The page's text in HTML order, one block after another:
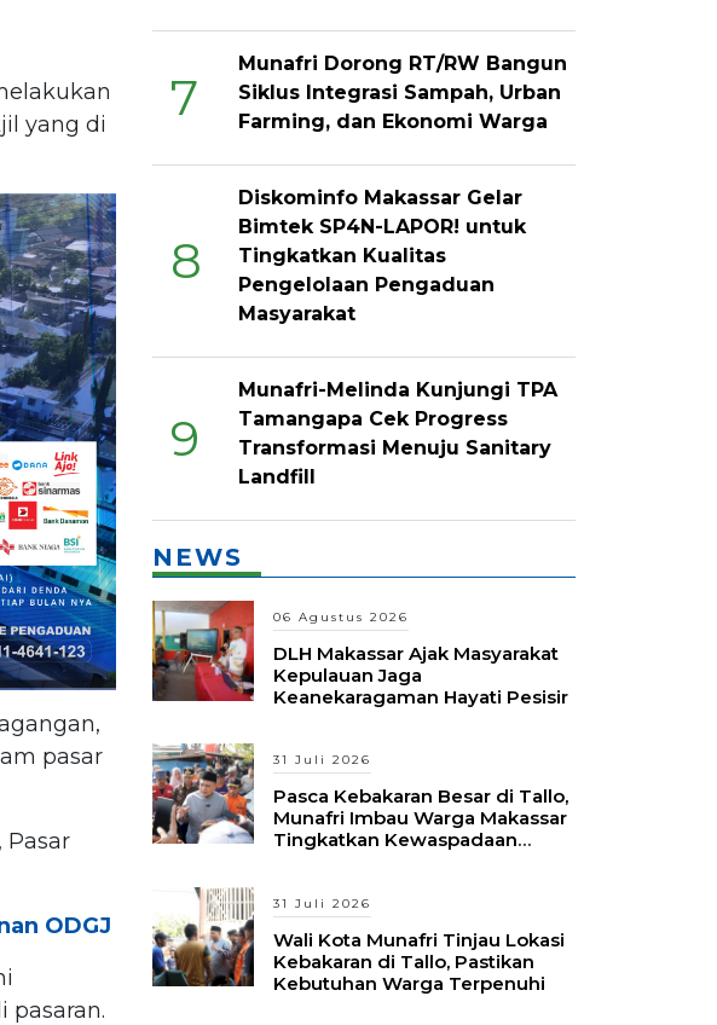
yang di
pasar
Pasar
ODGJ
pasaran.
7
Munafri Dorong RT/RW Bangun
Siklus Integrasi Sampah, Urban
Farming, dan Ekonomi Warga
8
Diskominfo Makassar Gelar
Bimtek SP4N-LAPOR! untuk
Tingkatkan Kualitas
Pengelolaan Pengaduan
Masyarakat
9
Munafri-Melinda Kunjungi TPA
Tamangapa Cek Progress
Transformasi Menuju Sanitary
Landfill
NEWS
06 Agustus 2026
DLH Makassar Ajak Masyarakat
Kepulauan Jaga
Keanekaragaman Hayati Pesisir
31 Juli 2026
Pasca Kebakaran Besar di Tallo,
Munafri Imbau Warga Makassar
Tingkatkan Kewaspadaan
31 Juli 2026
Wali Kota Munafri Tinjau Lokasi
Kebakaran di Tallo, Pastikan
Kebutuhan Warga Terpenuhi